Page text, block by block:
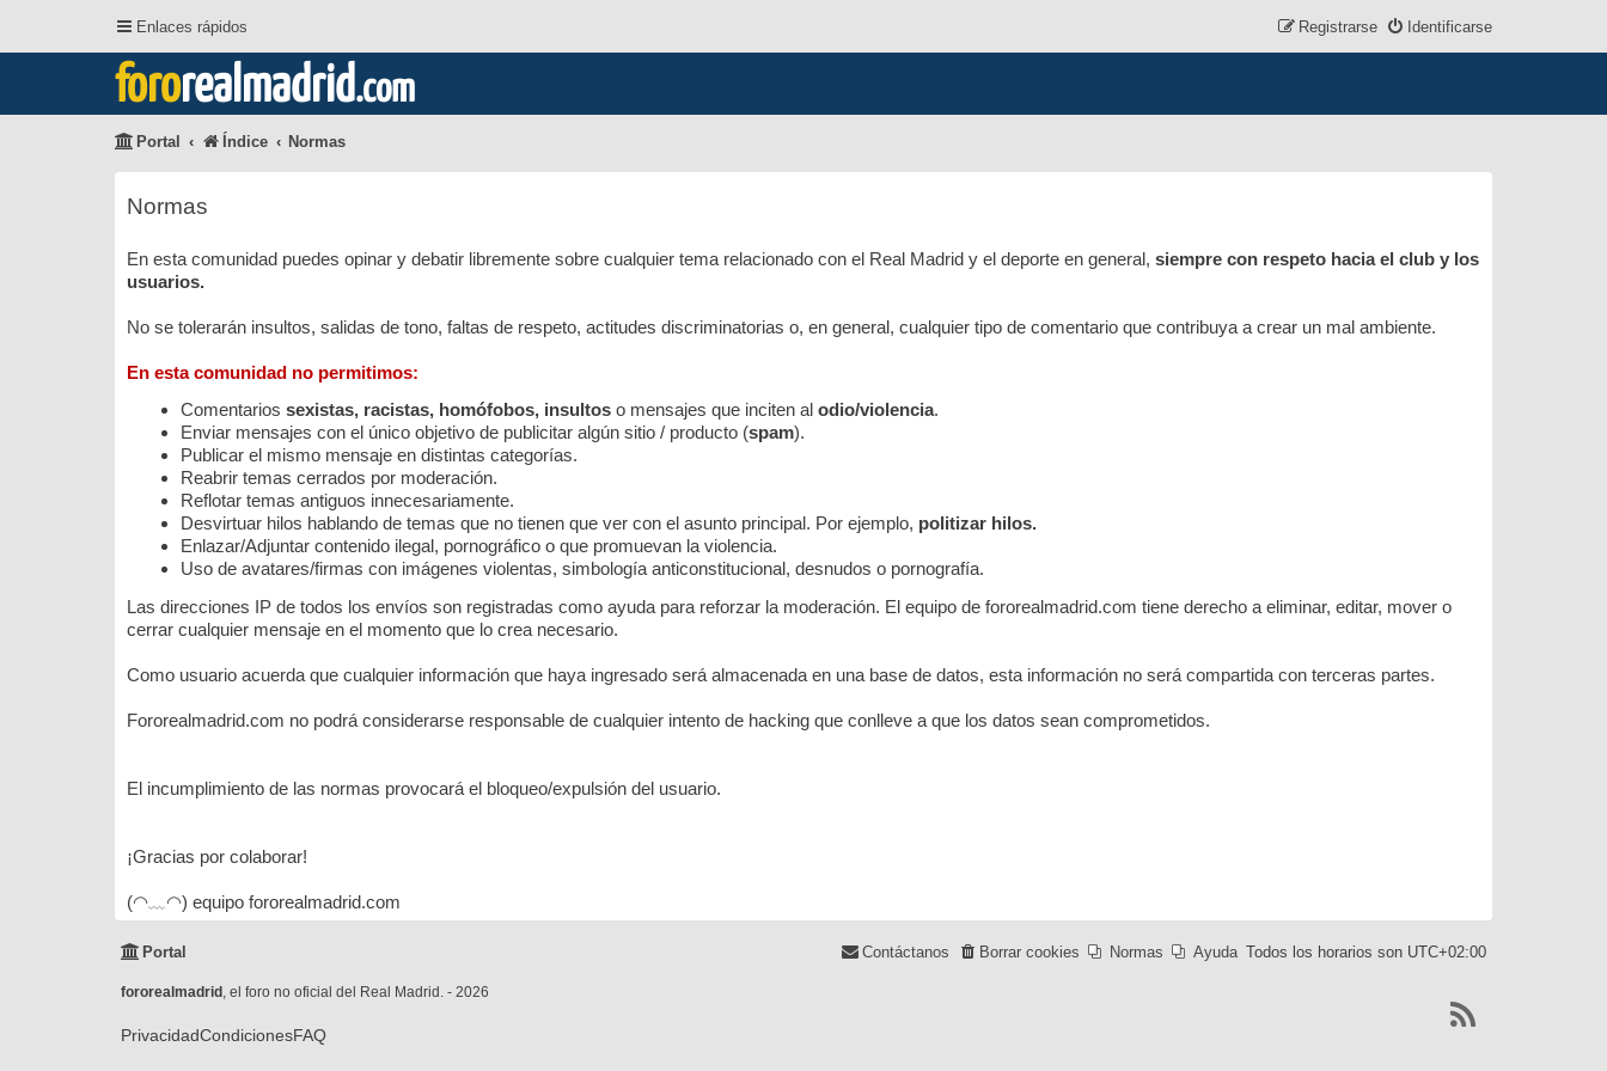
Enlaces rápidos Identificarse
Registrarse
fororealmadrid.com
Portal Índice Normas
Normas
En esta comunidad puedes opinar y debatir libremente sobre cualquier tema relacionado con el Real Madrid y el deporte en general, siempre con respeto hacia el club y los
usuarios.
No se tolerarán insultos, salidas de tono, faltas de respeto, actitudes discriminatorias o, en general, cualquier tipo de comentario que contribuya a crear un mal ambiente.
En esta comunidad no permitimos:
Comentarios sexistas, racistas, homófobos, insultos o mensajes que inciten al odio/violencia.
Enviar mensajes con el único objetivo de publicitar algún sitio / producto (spam).
Publicar el mismo mensaje en distintas categorías.
Reabrir temas cerrados por moderación.
Reflotar temas antiguos innecesariamente.
Desvirtuar hilos hablando de temas que no tienen que ver con el asunto principal. Por ejemplo, politizar hilos.
Enlazar/Adjuntar contenido ilegal, pornográfico o que promuevan la violencia.
Uso de avatares/firmas con imágenes violentas, simbología anticonstitucional, desnudos o pornografía.
Las direcciones IP de todos los envíos son registradas como ayuda para reforzar la moderación. El equipo de fororealmadrid.com tiene derecho a eliminar, editar, mover o
cerrar cualquier mensaje en el momento que lo crea necesario.
Como usuario acuerda que cualquier información que haya ingresado será almacenada en una base de datos, esta información no será compartida con terceras partes.
Fororealmadrid.com no podrá considerarse responsable de cualquier intento de hacking que conlleve a que los datos sean comprometidos.
El incumplimiento de las normas provocará el bloqueo/expulsión del usuario.
¡Gracias por colaborar!
(◠﹏◠) equipo fororealmadrid.com
Portal Todos los horarios son UTC+02:00
Ayuda
Normas
Borrar cookies
Contáctanos
fororealmadrid , el foro no oficial del Real Madrid. - 2026
PrivacidadCondicionesFAQ